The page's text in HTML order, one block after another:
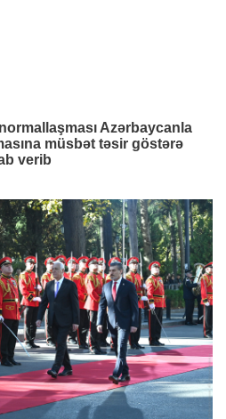
Azərbaycanla
müsbət təsir göstərə
verib